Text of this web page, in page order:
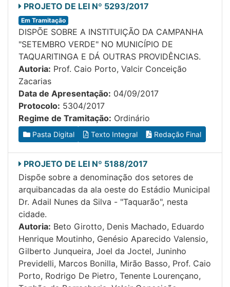
PROJETO DE LEI Nº 5293/2017
Em Tramitação
DISPÕE SOBRE A INSTITUIÇÃO DA CAMPANHA
"SETEMBRO VERDE" NO MUNICÍPIO DE
TAQUARITINGA E DÁ OUTRAS PROVIDÊNCIAS.
Autoria: Prof. Caio Porto, Valcir Conceição
Zacarias
Data de Apresentação: 04/09/2017
Protocolo: 5304/2017
Regime de Tramitação: Ordinário
Pasta Digital Texto Integral Redação Final
PROJETO DE LEI Nº 5188/2017
Dispõe sobre a denominação dos setores de
arquibancadas da ala oeste do Estádio Municipal
Dr. Adail Nunes da Silva - "Taquarão", nesta
cidade.
Autoria: Beto Girotto, Denis Machado, Eduardo
Henrique Moutinho, Genésio Aparecido Valensio,
Gilberto Junqueira, Joel da Joctel, Juninho
Previdelli, Marcos Bonilla, Mirão Basso, Prof. Caio
Porto, Rodrigo De Pietro, Tenente Lourençano,